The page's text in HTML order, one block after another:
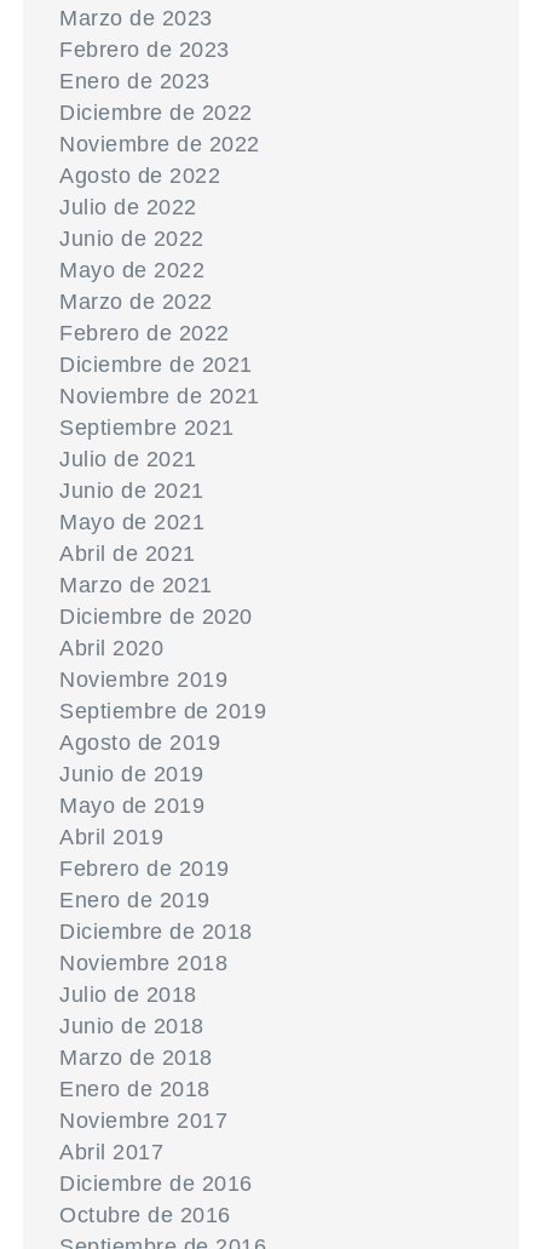
Marzo de 2023
Febrero de 2023
Enero de 2023
Diciembre de 2022
Noviembre de 2022
Agosto de 2022
Julio de 2022
Junio de 2022
Mayo de 2022
Marzo de 2022
Febrero de 2022
Diciembre de 2021
Noviembre de 2021
Septiembre 2021
Julio de 2021
Junio de 2021
Mayo de 2021
Abril de 2021
Marzo de 2021
Diciembre de 2020
Abril 2020
Noviembre 2019
Septiembre de 2019
Agosto de 2019
Junio de 2019
Mayo de 2019
Abril 2019
Febrero de 2019
Enero de 2019
Diciembre de 2018
Noviembre 2018
Julio de 2018
Junio de 2018
Marzo de 2018
Enero de 2018
Noviembre 2017
Abril 2017
Diciembre de 2016
Octubre de 2016